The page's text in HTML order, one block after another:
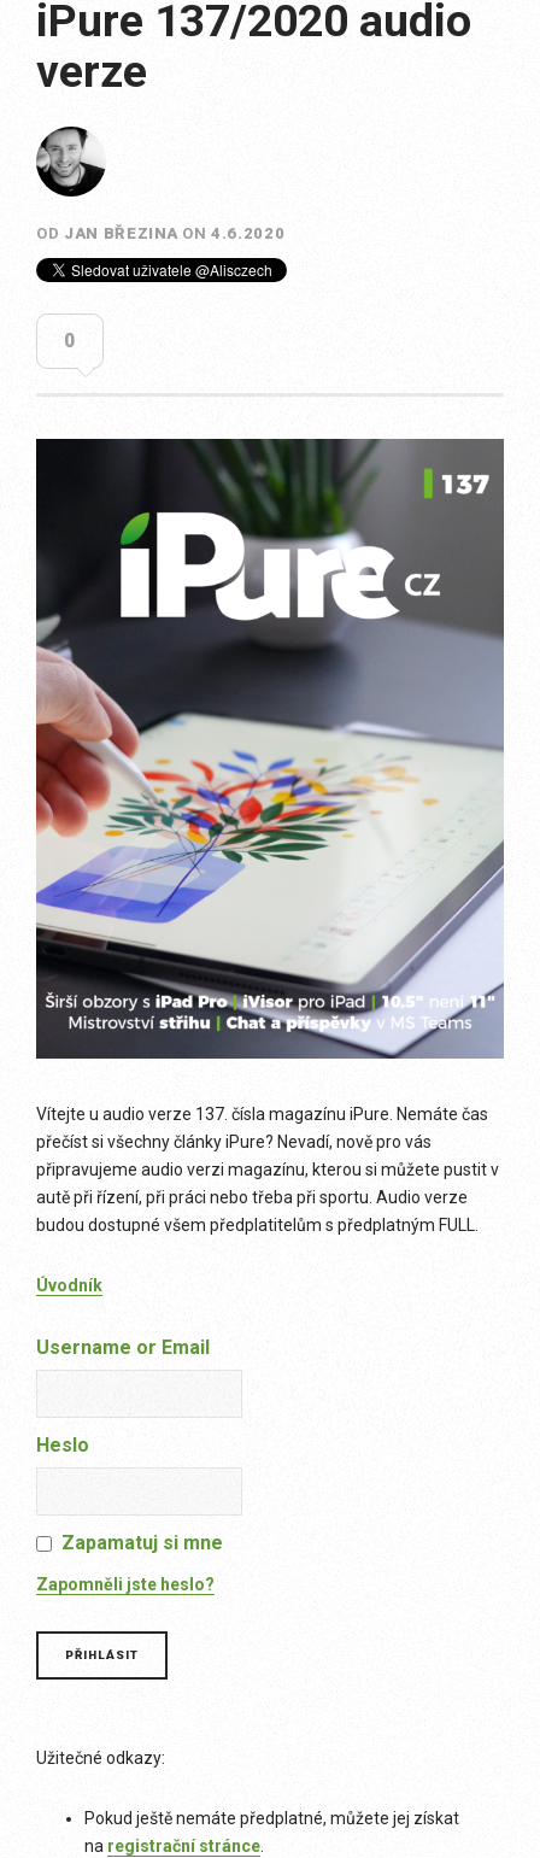
iPure 137/2020 audio
verze
OD JAN BŘEZINA ON4.6.2020
0
Vítejte u audio verze 137. čísla magazínu iPure. Nemáte čas
přečíst si všechny články iPure? Nevadí, nově pro vás
připravujeme audio verzi magazínu, kterou si můžete pustit v
autě při řízení, při práci nebo třeba při sportu. Audio verze
budou dostupné všem předplatitelům s předplatným FULL.
Úvodník
Username or Email
Heslo
Zapamatuj si mne
Zapomněli jste heslo?
Užitečné odkazy:
Pokud ještě nemáte předplatné, můžete jej získat
na registrační stránce